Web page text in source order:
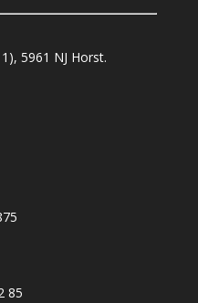
5961 NJ Horst.
85